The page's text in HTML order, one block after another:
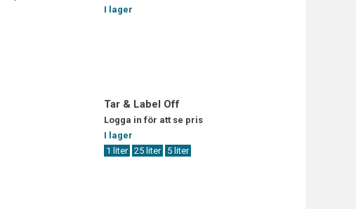
I lager
Tar & Label Off
Logga in för att se pris
I lager
1 liter 25 liter 5 liter